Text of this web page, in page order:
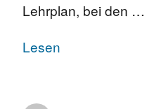
Lehrplan, bei den …
Lesen